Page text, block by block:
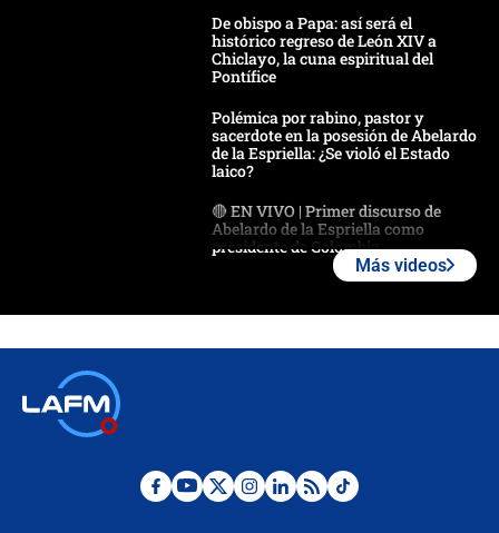
De obispo a Papa: así será el
histórico regreso de León XIV a
Chiclayo, la cuna espiritual del
Pontífice
Polémica por rabino, pastor y
sacerdote en la posesión de Abelardo
de la Espriella: ¿Se violó el Estado
laico?
🔴 EN VIVO | Primer discurso de
Abelardo de la Espriella como
presidente de Colombia
Desde dermatitis hasta infecciones:
Más videos